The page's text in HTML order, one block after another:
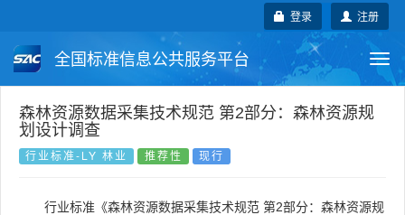
注册
登录
全国标准信息公共服务平台
国家标准 行业标准 地方标准
团体标准 企业标准
国外标准 技术委员会
森林资源数据采集技术规范 第2部分：森林资源规
划设计调查
行业标准-LY 林业 推荐性 现行
行业标准《森林资源数据采集技术规范 第2部分：森林资源规